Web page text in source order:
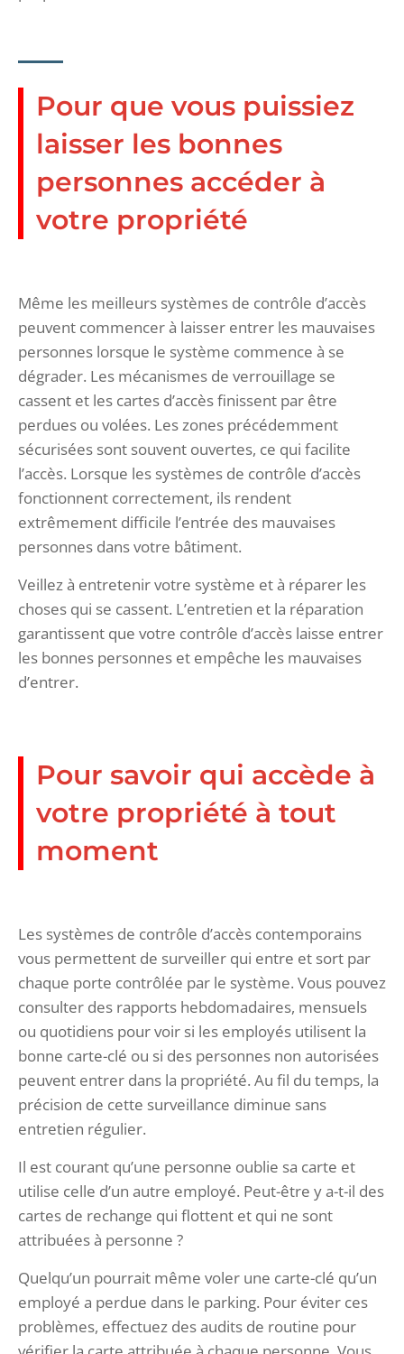
Pour que vous puissiez
laisser les bonnes
personnes accéder à
votre propriété
Même les meilleurs systèmes de contrôle d’accès
peuvent commencer à laisser entrer les mauvaises
personnes lorsque le système commence à se
dégrader. Les mécanismes de verrouillage se
cassent et les cartes d’accès finissent par être
perdues ou volées. Les zones précédemment
sécurisées sont souvent ouvertes, ce qui facilite
l’accès. Lorsque les systèmes de contrôle d’accès
fonctionnent correctement, ils rendent
extrêmement difficile l’entrée des mauvaises
personnes dans votre bâtiment.
Veillez à entretenir votre système et à réparer les
choses qui se cassent. L’entretien et la réparation
garantissent que votre contrôle d’accès laisse entrer
les bonnes personnes et empêche les mauvaises
d’entrer.
Pour savoir qui accède à
votre propriété à tout
moment
Les systèmes de contrôle d’accès contemporains
vous permettent de surveiller qui entre et sort par
chaque porte contrôlée par le système. Vous pouvez
consulter des rapports hebdomadaires, mensuels
ou quotidiens pour voir si les employés utilisent la
bonne carte-clé ou si des personnes non autorisées
peuvent entrer dans la propriété. Au fil du temps, la
précision de cette surveillance diminue sans
entretien régulier.
Il est courant qu’une personne oublie sa carte et
utilise celle d’un autre employé. Peut-être y a-t-il des
cartes de rechange qui flottent et qui ne sont
attribuées à personne ?
Quelqu’un pourrait même voler une carte-clé qu’un
employé a perdue dans le parking. Pour éviter ces
problèmes, effectuez des audits de routine pour